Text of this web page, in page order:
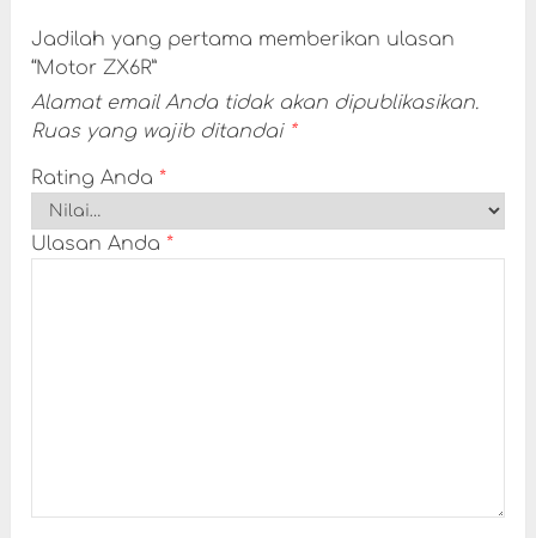
Jadilah yang pertama memberikan ulasan
“Motor ZX6R”
Alamat email Anda tidak akan dipublikasikan.
Ruas yang wajib ditandai *
Rating Anda *
Ulasan Anda *